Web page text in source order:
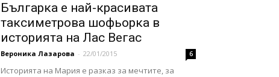
Българка е най-красивата
таксиметрова шофьорка в
историята на Лас Вегас
Вероника Лазарова - 22/01/2015 6
Историята на Мария е разказ за мечтите, за